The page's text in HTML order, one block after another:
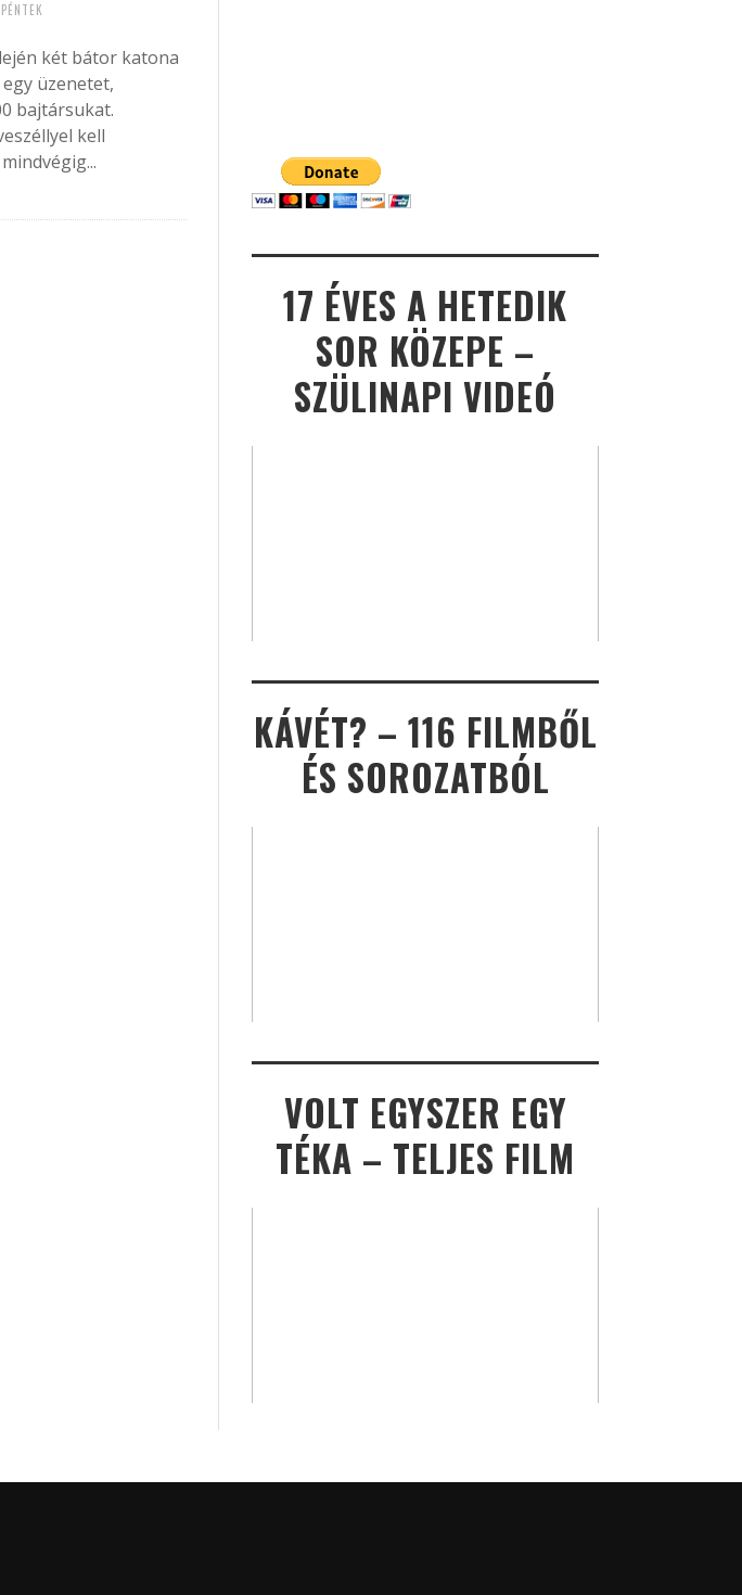
két bátor katona
üzenetet,
bajtársukat.
kell
17 ÉVES A HETEDIK
SOR KÖZEPE –
SZÜLINAPI VIDEÓ
KÁVÉT? – 116 FILMBŐL
ÉS SOROZATBÓL
VOLT EGYSZER EGY
TÉKA – TELJES FILM